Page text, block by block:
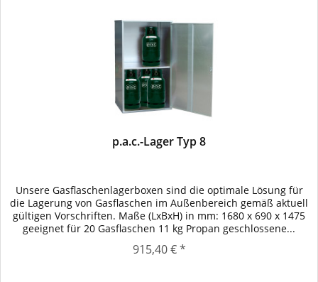
p.a.c.-Lager Typ 8
Unsere Gasflaschenlagerboxen sind die optimale Lösung für
die Lagerung von Gasflaschen im Außenbereich gemäß aktuell
gültigen Vorschriften. Maße (LxBxH) in mm: 1680 x 690 x 1475
geeignet für 20 Gasflaschen 11 kg Propan geschlossene...
915,40 € *